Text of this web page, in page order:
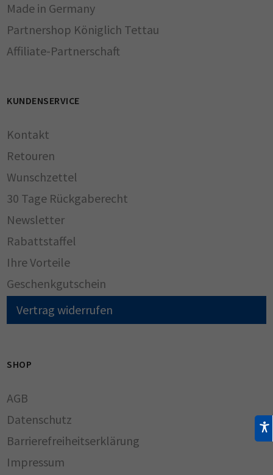
Made in Germany
Partnershop Königlich Tettau
Affiliate-Partnerschaft
KUNDENSERVICE
Kontakt
Retouren
Wunschzettel
30 Tage Rückgaberecht
Newsletter
Rabattstaffel
Ihre Vorteile
Geschenkgutschein
Vertrag widerrufen
SHOP
AGB
Datenschutz
Barrierefreiheitserklärung
Impressum